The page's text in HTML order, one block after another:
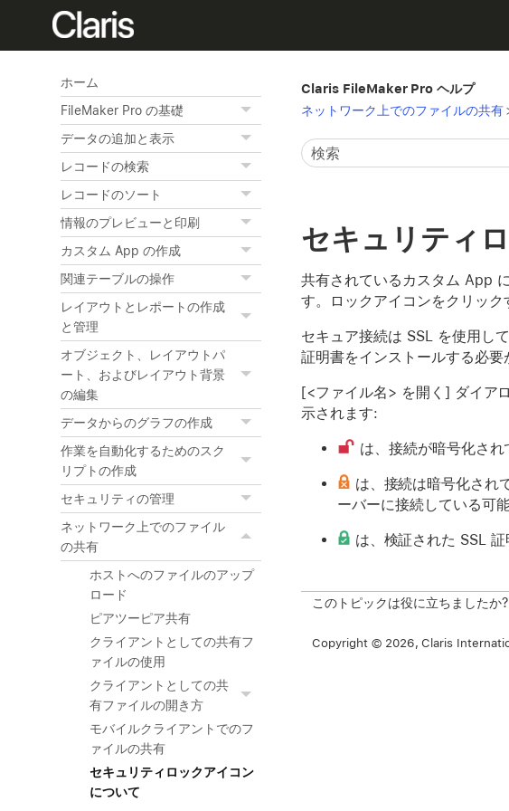
ホーム
FileMaker Pro の基礎
データの追加と表示
レコードの検索
レコードのソート
情報のプレビューと印刷
カスタム App の作成
関連テーブルの操作
レイアウトとレポートの作成
と管理
オブジェクト、レイアウトパ
ート、およびレイアウト背景
の編集
データからのグラフの作成
作業を自動化するためのスク
リプトの作成
セキュリティの管理
ネットワーク上でのファイル
の共有
ホストへのファイルのアップ
ロード
ピアツーピア共有
クライアントとしての共有フ
ァイルの使用
クライアントとしての共
有ファイルの開き方
モバイルクライアントでのフ
ァイルの共有
セキュリティロックアイコン
について
Claris FileMaker Pro ヘルプ
ネットワーク上でのファイルの共有
セキュリティ
共有されているカスタム App
す。ロックアイコンをクリック
セキュア接続は SSL を使用し
証明書をインストールする必要
[<ファイル名> を開く] ダイア
示されます:
は、接続が暗号化され
は、接続は暗号化され
ーバーに接続している可
は、検証された SSL
このトピックは役に立ちましたか?
Copyright © 2026, Claris